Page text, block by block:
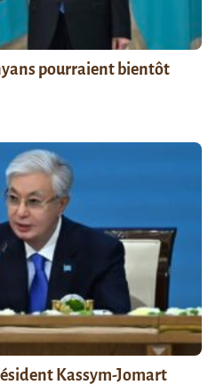
pourraient bientôt
Kassym-Jomart